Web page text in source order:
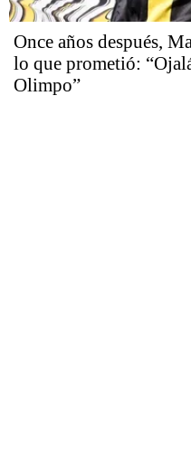
Once años después,
lo que prometió:
Olimpo”